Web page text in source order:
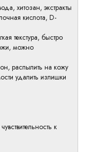
хитозан, экстракты
кислота, D-
текстура, быстро
можно
распылить на кожу
удалить излишки
к